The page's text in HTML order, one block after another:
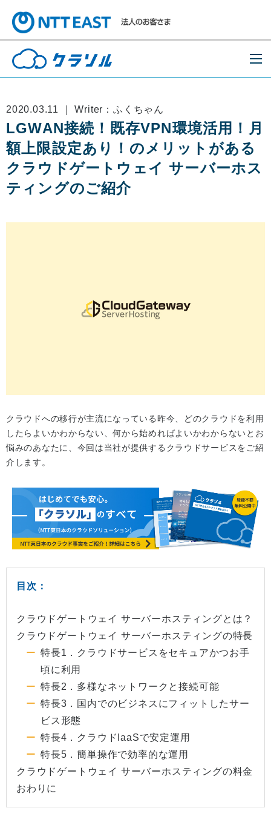
2020.03.11 ｜ Writer：ふくちゃん
LGWAN接続！既存VPN環境活用！月
額上限設定あり！のメリットがある
クラウドゲートウェイ サーバーホス
ティングのご紹介
クラウドへの移行が主流になっている昨今、どのクラウドを利用
したらよいかわからない、何から始めればよいかわからないとお
悩みのあなたに、今回は当社が提供するクラウドサービスをご紹
介します。
目次：
クラウドゲートウェイ サーバーホスティングとは？
クラウドゲートウェイ サーバーホスティングの特長
特長1．クラウドサービスをセキュアかつお手
頃に利用
特長2．多様なネットワークと接続可能
特長3．国内でのビジネスにフィットしたサー
ビス形態
特長4．クラウドIaaSで安定運用
特長5．簡単操作で効率的な運用
クラウドゲートウェイ サーバーホスティングの料金
おわりに